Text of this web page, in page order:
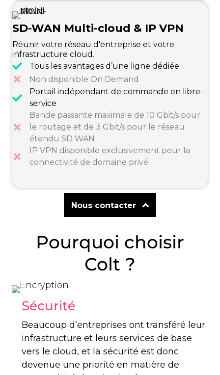
SD-WAN Multi-cloud & IP VPN
Réunir votre réseau d'entreprise et votre
infrastructure cloud.
Tous les avantages d’une ligne dédiée
Non disponible On Demand
Portail indépendant de commande en libre-
service
Bande passante maximale de 10 Gbit/s pour
le routage et de 3 Gbit/s pour le réseau
étendu SD WAN
IP VPN disponible exclusivement pour la
connectivité de domaine privé
Nous contacter
Pourquoi choisir
Colt ?
Sécurité
Beaucoup d’entreprises ont transféré leur
infrastructure et leurs services de base
vers le cloud, et la sécurité est donc
devenue une priorité en matière de